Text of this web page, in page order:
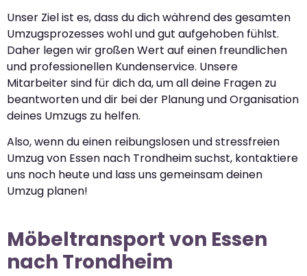
Unser Ziel ist es, dass du dich während des gesamten
Umzugsprozesses wohl und gut aufgehoben fühlst.
Daher legen wir großen Wert auf einen freundlichen
und professionellen Kundenservice. Unsere
Mitarbeiter sind für dich da, um all deine Fragen zu
beantworten und dir bei der Planung und Organisation
deines Umzugs zu helfen.
Also, wenn du einen reibungslosen und stressfreien
Umzug von Essen nach Trondheim suchst, kontaktiere
uns noch heute und lass uns gemeinsam deinen
Umzug planen!
Möbeltransport von Essen
nach Trondheim